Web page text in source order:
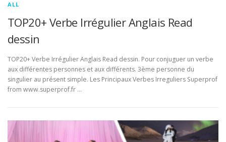
ALL
TOP20+ Verbe Irrégulier Anglais Read
dessin
TOP20+ Verbe Irrégulier Anglais Read dessin. Pour conjuguer un verbe
aux différentes personnes et aux différents. 3ème personne du
singulier au présent simple. Les Principaux Verbes Irreguliers Superprof
from www.superprof.fr …